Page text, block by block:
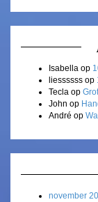
Isabella op
liessssss op
Tecla op
John op
André op
november